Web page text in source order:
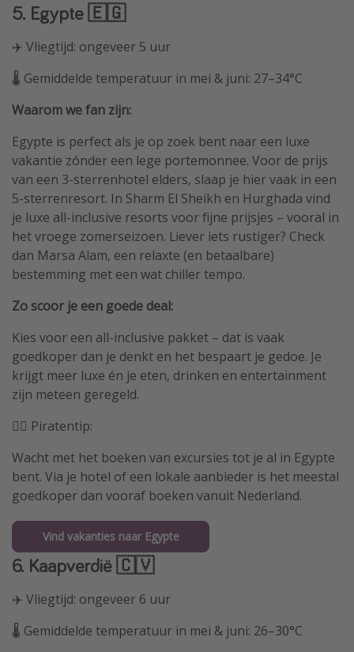
5. Egypte 🇪🇬
✈️ Vliegtijd: ongeveer 5 uur
🌡️ Gemiddelde temperatuur in mei & juni: 27–34°C
Waarom we fan zijn:
Egypte is perfect als je op zoek bent naar een luxe
vakantie zónder een lege portemonnee. Voor de prijs
van een 3-sterrenhotel elders, slaap je hier vaak in een
5-sterrenresort. In Sharm El Sheikh en Hurghada vind
je luxe all-inclusive resorts voor fijne prijsjes – vooral in
het vroege zomerseizoen. Liever iets rustiger? Check
dan Marsa Alam, een relaxte (en betaalbare)
bestemming met een wat chiller tempo.
Zo scoor je een goede deal:
Kies voor een all-inclusive pakket – dat is vaak
goedkoper dan je denkt en het bespaart je gedoe. Je
krijgt meer luxe én je eten, drinken en entertainment
zijn meteen geregeld.
🏴‍☠️ Piratentip:
Wacht met het boeken van excursies tot je al in Egypte
bent. Via je hotel of een lokale aanbieder is het meestal
goedkoper dan vooraf boeken vanuit Nederland.
Vind vakanties naar Egypte
6. Kaapverdië 🇨🇻
✈️ Vliegtijd: ongeveer 6 uur
🌡️ Gemiddelde temperatuur in mei & juni: 26–30°C